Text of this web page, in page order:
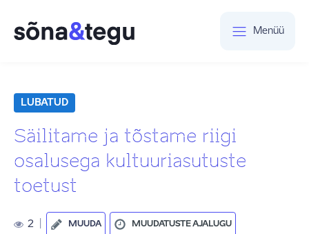
Menüü
LUBATUD
Säilitame ja tõstame riigi
osalusega kultuuriasutuste
toetust
2 MUUDA MUUDATUSTE AJALUGU